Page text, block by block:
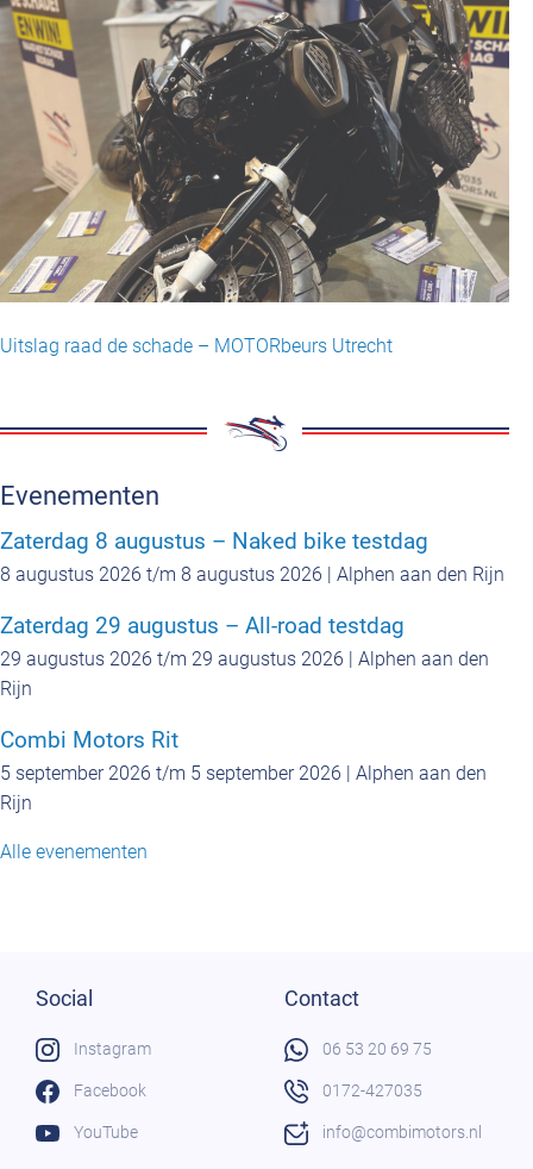
Uitslag raad de schade – MOTORbeurs Utrecht
Evenementen
Zaterdag 8 augustus – Naked bike testdag
8 augustus 2026 t/m 8 augustus 2026 | Alphen aan den Rijn
Zaterdag 29 augustus – All-road testdag
29 augustus 2026 t/m 29 augustus 2026 | Alphen aan den
Rijn
Combi Motors Rit
5 september 2026 t/m 5 september 2026 | Alphen aan den
Rijn
Alle evenementen
Social
Instagram
Facebook
YouTube
Contact
06 53 20 69 75
0172-427035
info@combimotors.nl